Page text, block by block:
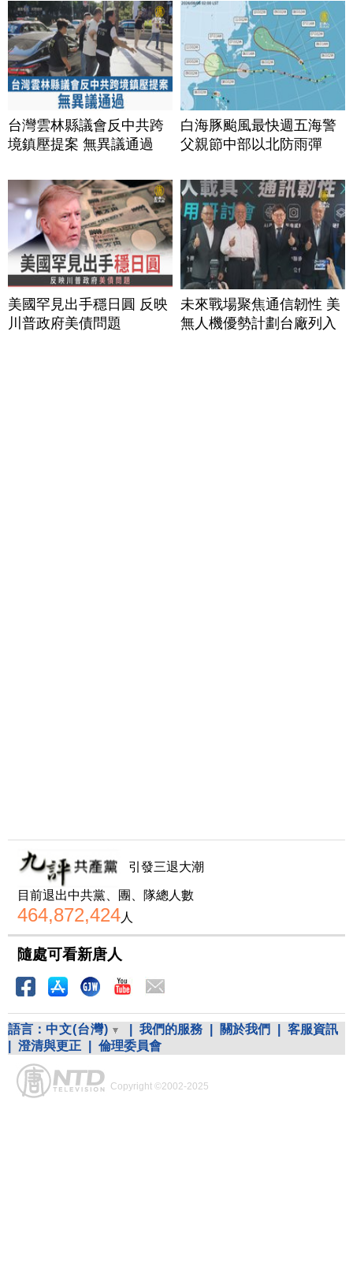
台灣雲林縣議會反中共跨
境鎮壓提案 無異議通過
白海豚颱風最快週五海警
父親節中部以北防雨彈
美國罕見出手穩日圓 反映
川普政府美債問題
未來戰場聚焦通信韌性 美
無人機優勢計劃台廠列入
引發三退大潮
目前退出中共黨、團、隊總人數
464,872,424人
隨處可看新唐人
語言： 中文(台灣) 我們的服務 關於我們
客服資訊
澄清與更正 倫理委員會
Copyright ©2002-2025